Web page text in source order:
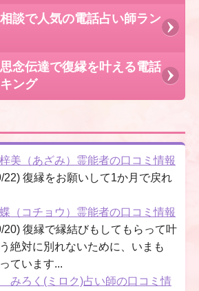
談で人気の電話占い師ラン
念伝達で復縁を叶える電話
ング
美（あざみ）霊能者の口コミ情報
22) 復縁をお願いして1か月で戻れ
（コチョウ）霊能者の口コミ情報
20) 復縁で縁結びもしてもらって叶
絶対に別れないために、いまも
ています...
みろく(ミロク)占い師の口コミ情